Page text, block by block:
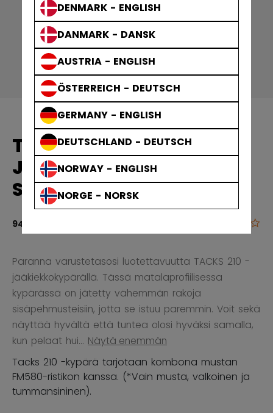
DENMARK - ENGLISH
DANMARK - DANSK
AUSTRIA - ENGLISH
ÖSTERREICH - DEUTSCH
GERMANY - ENGLISH
DEUTSCHLAND - DEUTSCH
NORWAY - ENGLISH
NORGE - NORSK
TACKS 210
JÄÄKIEKKOKYPÄRÄ
SENIOR
94,90 € 3,4 out of 5
Paranna varustetasosi luotettavuutta TACKS 210 -
jääkiekkokypärällä. Tässä matalaprofiilisessa
kypärässä on jätetty vähemmän rakoja
sisäpehmusteisiin, jotta se istuu paremmin. Voit sekä
näyttää hyvältä että tuntea olosi hyväksi samalla,
kun pelaat hui... Näytä enemmän
Tacks 210 -kypärä tarjotaan kombona mustan
FM580-ristikon kanssa. (*Vain musta, valkoinen ja
tummansininen).